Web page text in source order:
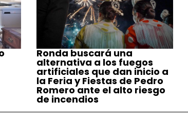
Ronda buscará una
alternativa a los fuegos
artificiales que dan inicio a
la Feria y Fiestas de Pedro
Romero ante el alto riesgo
de incendios